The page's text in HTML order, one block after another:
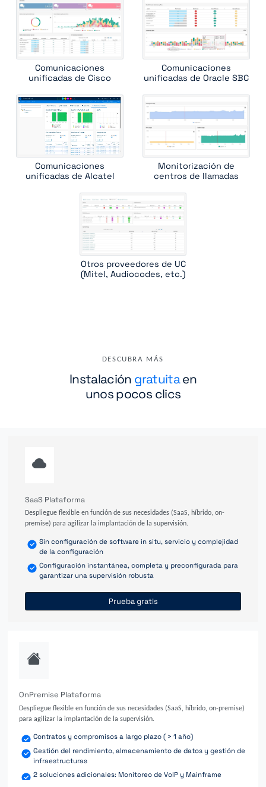
skype for business server sp agent sonus sbc 1000
sonus vx series witness systems contactstore
Comunicaciones
unificadas de Cisco
Comunicaciones
unificadas de Oracle SBC
Comunicaciones
unificadas de Alcatel
Monitorización de
centros de llamadas
Otros proveedores de UC
(Mitel, Audiocodes, etc.)
DESCUBRA MÁS
Instalación gratuitaen
unos pocos clics
SaaS Plataforma
Despliegue flexible en función de sus necesidades (SaaS, híbrido, on-
premise) para agilizar la implantación de la supervisión.
Sin configuración de software in situ, servicio y complejidad
de la configuración
Configuración instantánea, completa y preconfigurada para
garantizar una supervisión robusta
Prueba gratis
OnPremise Plataforma
Despliegue flexible en función de sus necesidades (SaaS, híbrido, on-premise)
para agilizar la implantación de la supervisión.
Contratos y compromisos a largo plazo ( > 1 año)
Gestión del rendimiento, almacenamiento de datos y gestión de
infraestructuras
2 soluciones adicionales: Monitoreo de VoIP y Mainframe